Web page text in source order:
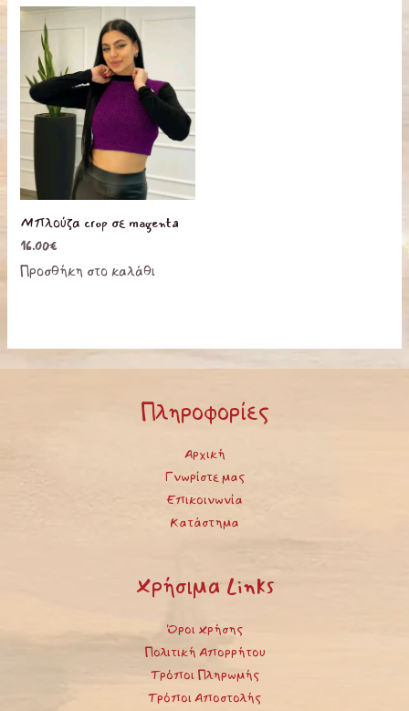
Μπλούζα crop σε magenta
16.00€
Προσθήκη στο καλάθι
Πληροφορίες
Αρχική
Γνωρίστε μας
Επικοινωνία
Κατάστημα
Χρήσιμα Links
Όροι Χρήσης
Πολιτική Απορρήτου
Τρόποι Πληρωμής
Τρόποι Αποστολής